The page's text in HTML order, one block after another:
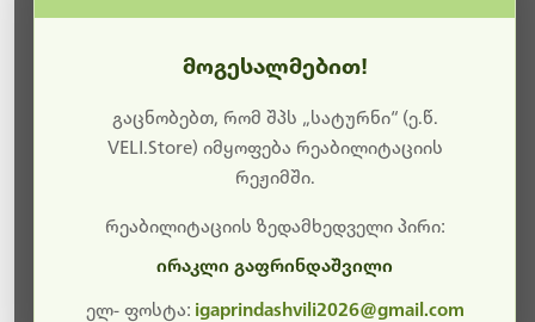
ბოდიშს გიხდით შეფერხებისთვის. ამჟამად
მიმდინარეობს საიტის განახლება და ტექნიკური
სამუშაოები.
მალე ისევ ხელმისაწვდომი იქნება. გმადლობთ
მოგესალმებით!
გაცნობებთ, რომ შპს „სატურნი“ (ე.წ.
VELI.Store) იმყოფება რეაბილიტაციის
რეჟიმში.
რეაბილიტაციის ზედამხედველი პირი:
ირაკლი გაფრინდაშვილი
ელ- ფოსტა: igaprindashvili2026@gmail.com